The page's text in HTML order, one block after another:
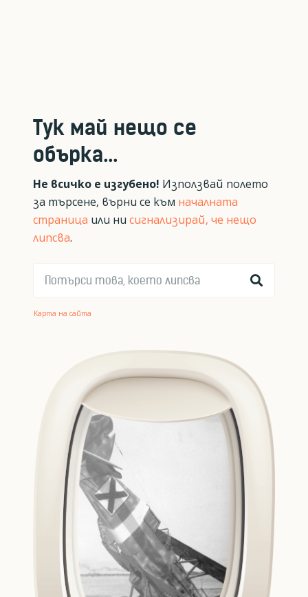
Тук май нещо се
обърка...
Не всичко е изгубено! Използвай полето
за търсене, върни се към началната
страница или ни сигнализирай, че нещо
липсва.
Карта на сайта